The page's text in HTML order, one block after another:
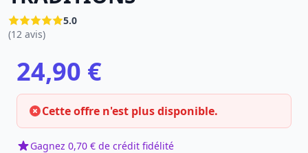
5.0
(12 avis)
24,90 €
Cette offre n'est plus disponible.
Gagnez 0,70 € de crédit fidélité